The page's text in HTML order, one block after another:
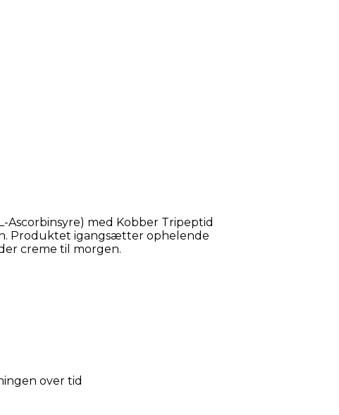
Ascorbinsyre) med Kobber Tripeptid
Produktet igangsætter ophelende
creme til morgen.
over tid